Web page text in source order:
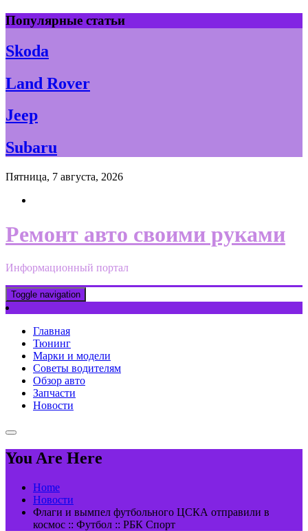
Skip
to
content
Популярные статьи
Skoda
Land Rover
Jeep
Subaru
Пятница, 7 августа, 2026
Ремонт авто своими руками
Информационный портал
Toggle navigation
Главная
Тюнинг
Марки и модели
Советы водителям
Обзор авто
Запчасти
Новости
You Are Here
Home
Новости
Флаги и вымпел футбольного ЦСКА отправили в
космос :: Футбол :: РБК Спорт